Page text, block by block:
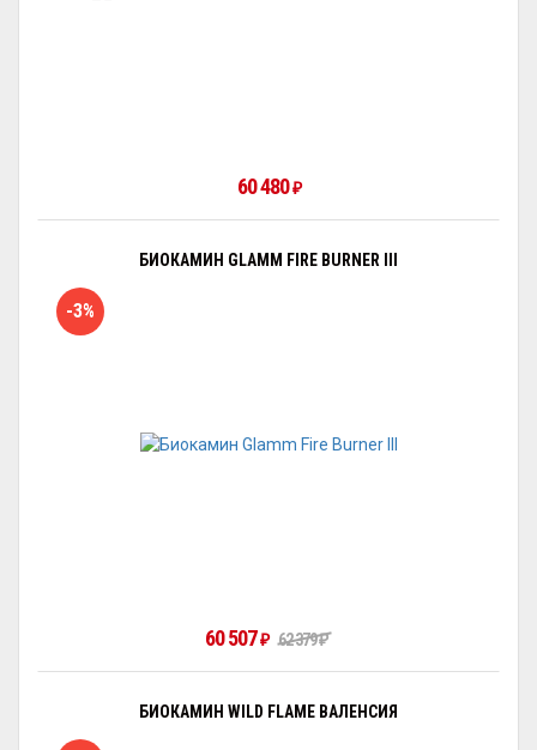
60 480 ₽
БИОКАМИН GLAMM FIRE BURNER III
-3%
60 507 ₽ 62 379₽
БИОКАМИН WILD FLAME ВАЛЕНСИЯ